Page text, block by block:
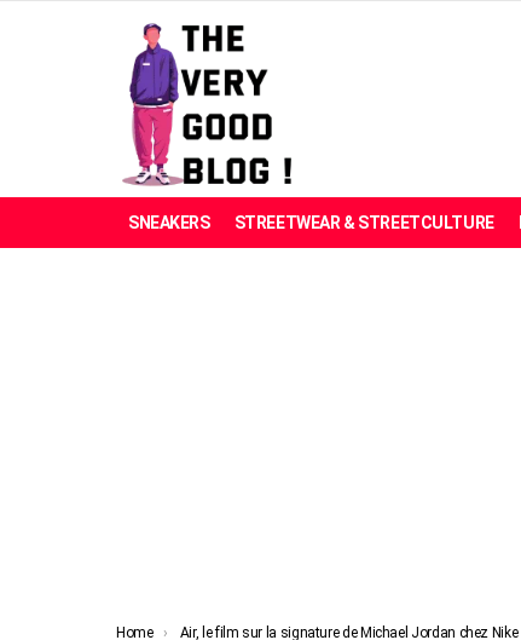
SNEAKERS STREETWEAR & STREETCULTURE
You are here:
Home Air, le film sur la signature de Michael Jordan chez Nike